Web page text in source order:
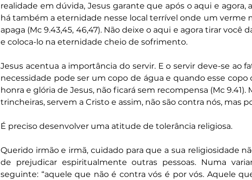
realidade em dúvida, Jesus garante que após o aqui e
há também a eternidade nesse local terrível onde um verme
apaga (Mc 9.43,45, 46,47). Não deixe o aqui e agora tirar você
e coloca-lo na eternidade cheio de sofrimento.
Jesus acentua a importância do servir. E o servir deve-se ao
necessidade pode ser um copo de água e quando esse
honra e glória de Jesus, não ficará sem recompensa (Mc 9.41).
trincheiras, servem a Cristo e assim, não são contra nós, mas
É preciso desenvolver uma atitude de tolerância religiosa.
Querido irmão e irmã, cuidado para que a sua religiosidade
de prejudicar espiritualmente outras pessoas. Numa
seguinte: “aquele que não é contra vós é por vós. Aquele